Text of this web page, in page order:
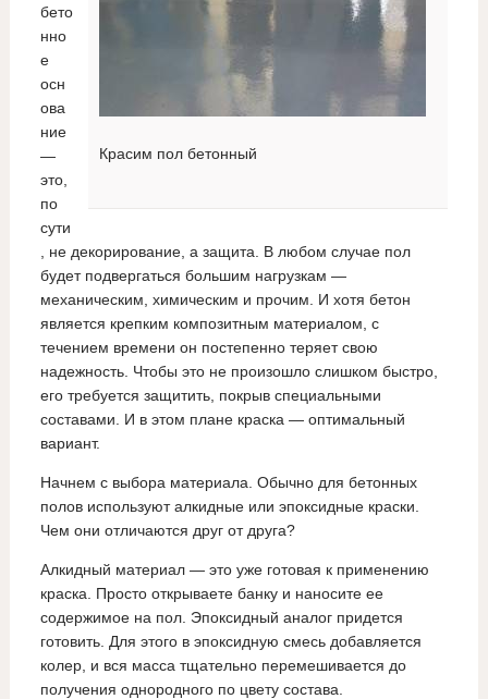
Красим пол бетонный
бето
нно
е
осн
ова
ние
—
это,
по
сути
, не декорирование, а защита. В любом случае пол
будет подвергаться большим нагрузкам —
механическим, химическим и прочим. И хотя бетон
является крепким композитным материалом, с
течением времени он постепенно теряет свою
надежность. Чтобы это не произошло слишком быстро,
его требуется защитить, покрыв специальными
составами. И в этом плане краска — оптимальный
вариант.
Начнем с выбора материала. Обычно для бетонных
полов используют алкидные или эпоксидные краски.
Чем они отличаются друг от друга?
Алкидный материал — это уже готовая к применению
краска. Просто открываете банку и наносите ее
содержимое на пол. Эпоксидный аналог придется
готовить. Для этого в эпоксидную смесь добавляется
колер, и вся масса тщательно перемешивается до
получения однородного по цвету состава.